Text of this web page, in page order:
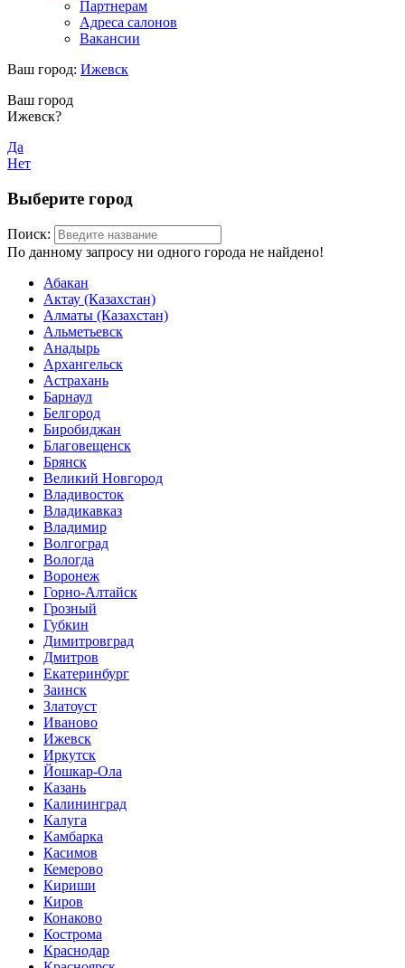
Партнерам
Адреса салонов
Вакансии
Ваш город: Ижевск
Ваш город
Ижевск?
Да
Нет
Выберите город
Поиск:
По данному запросу ни одного города не найдено!
Абакан
Актау (Казахстан)
Алматы (Казахстан)
Альметьевск
Анадырь
Архангельск
Астрахань
Барнаул
Белгород
Биробиджан
Благовещенск
Брянск
Великий Новгород
Владивосток
Владикавказ
Владимир
Волгоград
Вологда
Воронеж
Горно-Алтайск
Грозный
Губкин
Димитровград
Дмитров
Екатеринбург
Заинск
Златоуст
Иваново
Ижевск
Иркутск
Йошкар-Ола
Казань
Калининград
Калуга
Камбарка
Касимов
Кемерово
Кириши
Киров
Конаково
Кострома
Краснодар